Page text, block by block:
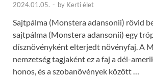
2024.01.05. - by Kerti élet
Sajtpálma (Monstera adansonii) rövid
sajtpálma (Monstera adansonii) egy
dísznövényként elterjedt növényfaj. A
nemzetség tagjaként ez a faj a dél-
honos, és a szobanövények között …